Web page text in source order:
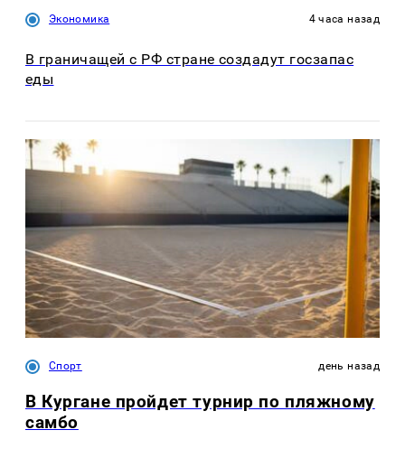
Экономика 4 часа назад
В граничащей с РФ стране создадут госзапас
еды
Спорт день назад
В Кургане пройдет турнир по пляжному
самбо